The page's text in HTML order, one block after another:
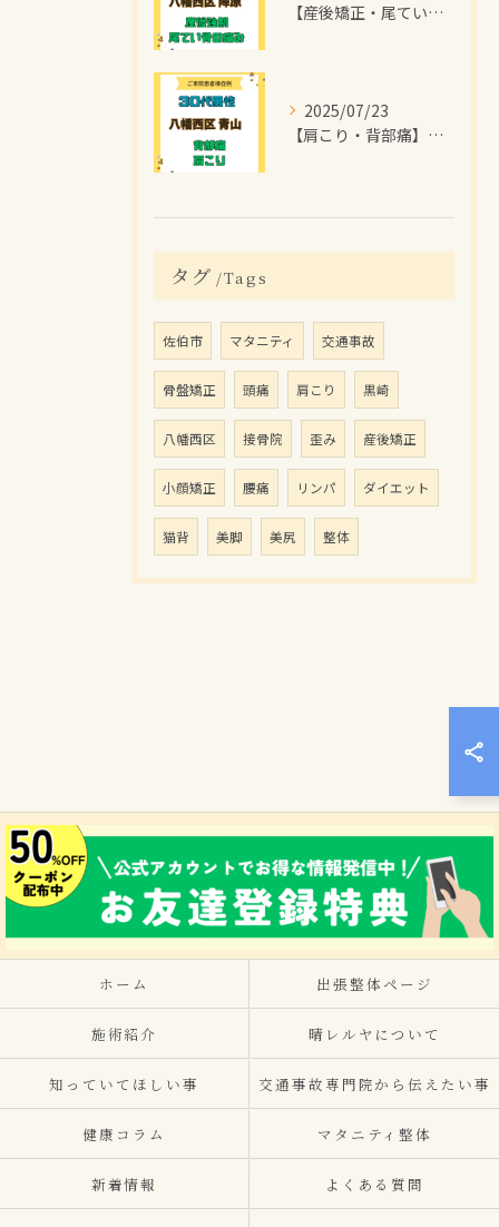
【産後矯正・尾てい骨の痛み】で【八幡西区陣原】より
2025/07/23
【肩こり・背部痛】で【八幡西区青山】より
タグ Tags
佐伯市 マタニティ 交通事故
骨盤矯正 頭痛 肩こり 黒崎
八幡西区 接骨院 歪み 産後矯正
小顔矯正 腰痛 リンパ ダイエット
猫背 美脚 美尻 整体
ホーム 出張整体ページ
施術紹介 晴レルヤについて
知っていてほしい事 交通事故専門院から伝えたい事
健康コラム マタニティ整体
新着情報 よくある質問